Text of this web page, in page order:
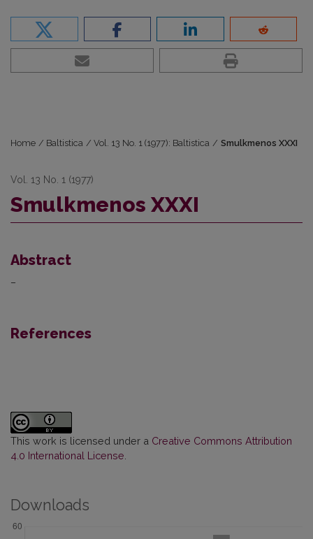
Home / Baltistica / Vol. 13 No. 1 (1977): Baltistica / Smulkmenos XXXI
Vol. 13 No. 1 (1977)
Smulkmenos XXXI
Abstract
–
References
This work is licensed under a Creative Commons Attribution
4.0 International License
Downloads